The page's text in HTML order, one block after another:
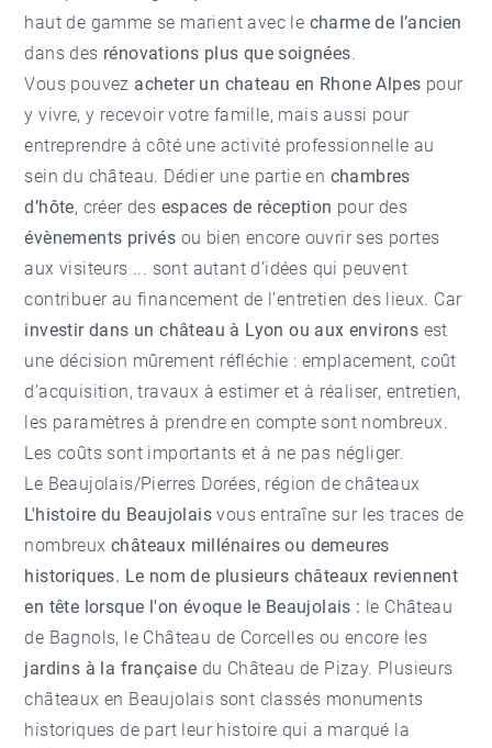
haut de gamme se marient avec le charme de l’ancien
dans des rénovations plus que soignées.
Vous pouvez acheter un chateau en Rhone Alpes pour
y vivre, y recevoir votre famille, mais aussi pour
entreprendre à côté une activité professionnelle au
sein du château. Dédier une partie en chambres
d’hôte, créer des espaces de réception pour des
évènements privés ou bien encore ouvrir ses portes
aux visiteurs ... sont autant d’idées qui peuvent
contribuer au financement de l’entretien des lieux. Car
investir dans un château à Lyon ou aux environs est
une décision mûrement réfléchie : emplacement, coût
d’acquisition, travaux à estimer et à réaliser, entretien,
les paramètres à prendre en compte sont nombreux.
Les coûts sont importants et à ne pas négliger.
Le Beaujolais/Pierres Dorées, région de châteaux
L'histoire du Beaujolais vous entraîne sur les traces de
nombreux châteaux millénaires ou demeures
historiques. Le nom de plusieurs châteaux reviennent
en tête lorsque l'on évoque le Beaujolais : le Château
de Bagnols, le Château de Corcelles ou encore les
jardins à la française du Château de Pizay. Plusieurs
châteaux en Beaujolais sont classés monuments
historiques de part leur histoire qui a marqué la